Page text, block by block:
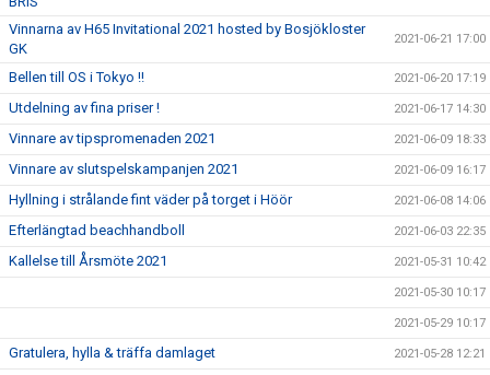
Vinnarna av H65 Invitational 2021 hosted by Bosjökloster
GK
2021-06-21 17:00
Bellen till OS i Tokyo !! 2021-06-20 17:19
Utdelning av fina priser ! 2021-06-17 14:30
Vinnare av tipspromenaden 2021 2021-06-09 18:33
Vinnare av slutspelskampanjen 2021 2021-06-09 16:17
Hyllning i strålande fint väder på torget i Höör 2021-06-08 14:06
Efterlängtad beachhandboll 2021-06-03 22:35
Kallelse till Årsmöte 2021 2021-05-31 10:42
2021-05-30 10:17
2021-05-29 10:17
Gratulera, hylla & träffa damlaget 2021-05-28 12:21